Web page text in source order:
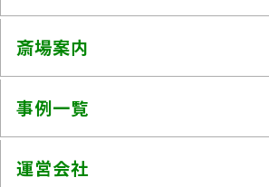
斎場案内
事例一覧
運営会社